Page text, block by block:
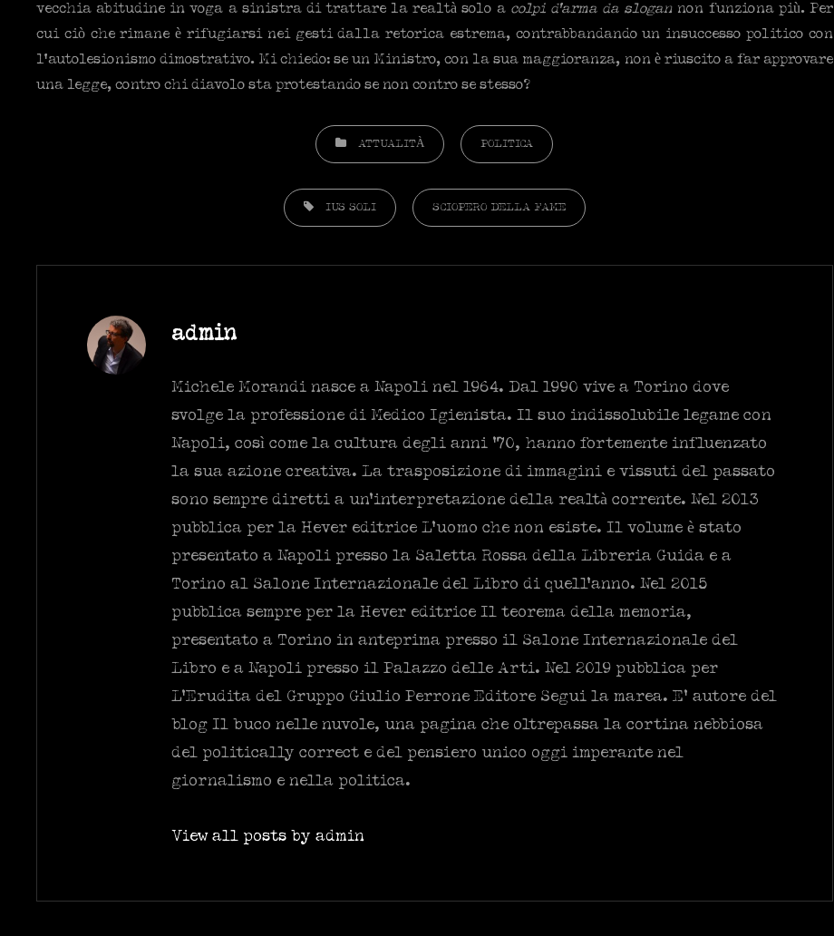
vecchia abitudine in voga a sinistra di trattare la realtà solo a colpi d’arma da slogan non funziona più. Per
cui ciò che rimane è rifugiarsi nei gesti dalla retorica estrema, contrabbandando un insuccesso politico con
l’autolesionismo dimostrativo. Mi chiedo: se un Ministro, con la sua maggioranza, non è riuscito a far approvare
una legge, contro chi diavolo sta protestando se non contro se stesso?
CATEGORIES
ATTUALITÀ POLITICA
TAGS,
IUS SOLI SCIOPERO DELLA FAME
Author:
admin
Michele Morandi nasce a Napoli nel 1964. Dal 1990 vive a Torino dove
svolge la professione di Medico Igienista. Il suo indissolubile legame con
Napoli, così come la cultura degli anni ’70, hanno fortemente influenzato
la sua azione creativa. La trasposizione di immagini e vissuti del passato
sono sempre diretti a un’interpretazione della realtà corrente. Nel 2013
pubblica per la Hever editrice L’uomo che non esiste. Il volume è stato
presentato a Napoli presso la Saletta Rossa della Libreria Guida e a
Torino al Salone Internazionale del Libro di quell’anno. Nel 2015
pubblica sempre per la Hever editrice Il teorema della memoria,
presentato a Torino in anteprima presso il Salone Internazionale del
Libro e a Napoli presso il Palazzo delle Arti. Nel 2019 pubblica per
L’Erudita del Gruppo Giulio Perrone Editore Segui la marea. E’ autore del
blog Il buco nelle nuvole, una pagina che oltrepassa la cortina nebbiosa
del politically correct e del pensiero unico oggi imperante nel
giornalismo e nella politica.
View all posts by admin